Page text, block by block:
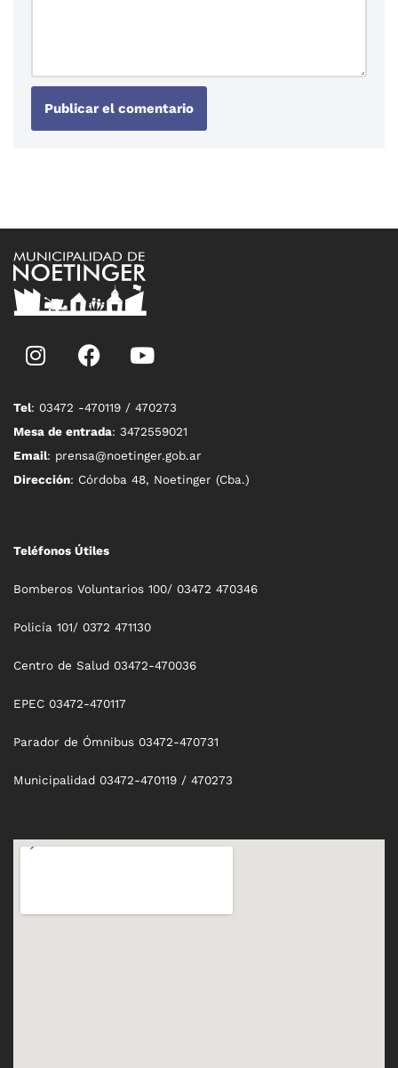
Tel: 03472 -470119 / 470273
Mesa de entrada: 3472559021
Email: prensa@noetinger.gob.ar
Dirección: Córdoba 48, Noetinger (Cba.)
Teléfonos Útiles
Bomberos Voluntarios 100/ 03472 470346
Policía 101/ 0372 471130
Centro de Salud 03472-470036
EPEC 03472-470117
Parador de Ómnibus 03472-470731
Municipalidad 03472-470119 / 470273